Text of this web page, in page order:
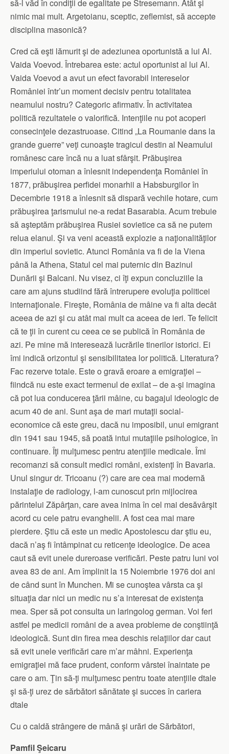
să-l văd în condiţii de egalitate pe Stresemann. Atât şi
nimic mai mult. Argetoianu, sceptic, zeflemist, să accepte
disciplina masonică?
Cred că eşti lămurit şi de adeziunea oportunistă a lui Al.
Vaida Voevod. Întrebarea este: actul oportunist al lui Al.
Vaida Voevod a avut un efect favorabil intereselor
României într’un moment decisiv pentru totalitatea
neamului nostru? Categoric afirmativ. În activitatea
politică rezultatele o valorifică. Intenţiile nu pot acoperi
consecinţele dezastruoase. Citind „La Roumanie dans la
grande guerre” veţi cunoaşte tragicul destin al Neamului
românesc care încă nu a luat sfârşit. Prăbuşirea
imperiului otoman a înlesnit independenţa României în
1877, prăbuşirea perfidei monarhii a Habsburgilor în
Decembrie 1918 a înlesnit să dispară vechile hotare, cum
prăbuşirea ţarismului ne-a redat Basarabia. Acum trebuie
să aşteptăm prăbuşirea Rusiei sovietice ca să ne putem
relua elanul. Şi va veni această explozie a naţionalităţilor
din imperiul sovietic. Atunci România va fi de la Viena
până la Athena, Statul cel mai puternic din Bazinul
Dunării şi Balcani. Nu visez, ci îţi expun concluziile la
care am ajuns studiind fără întrerupere evoluţia politicei
internaţionale. Fireşte, România de mâine va fi alta decât
aceea de azi şi cu atât mai mult ca aceea de ieri. Te felicit
că te ţii în curent cu ceea ce se publică în România de
azi. Pe mine mă interesează lucrările tinerilor istorici. Ei
îmi indică orizontul şi sensibilitatea lor politică. Literatura?
Fac rezerve totale. Este o gravă eroare a emigraţiei –
fiindcă nu este exact termenul de exilat – de a-şi imagina
că pot lua conducerea ţării mâine, cu bagajul ideologic de
acum 40 de ani. Sunt aşa de mari mutaţii social-
economice că este greu, dacă nu imposibil, unui emigrant
din 1941 sau 1945, să poată intui mutaţiile psihologice, în
continuare. Îţi mulţumesc pentru atenţiile medicale. Îmi
recomanzi să consult medici români, existenţi în Bavaria.
Unul singur dr. Tricoanu (?) care are cea mai modernă
instalaţie de radiology, l-am cunoscut prin mijlocirea
părintelui Zăpârţan, care avea inima în cel mai desăvârşit
acord cu cele patru evanghelii. A fost cea mai mare
pierdere. Ştiu că este un medic Apostolescu dar ştiu eu,
dacă n’aş fi întâmpinat cu reticenţe ideologice. De acea
caut să evit unele dureroase verificări. Peste patru luni voi
avea 83 de ani. Am împlinit la 15 Noiembrie 1976 doi ani
de când sunt în Munchen. Mi se cunoştea vârsta ca şi
situaţia dar nici un medic nu s’a interesat de existenţa
mea. Sper să pot consulta un laringolog german. Voi feri
astfel pe medicii români de a avea probleme de conştiinţă
ideologică. Sunt din firea mea deschis relaţiilor dar caut
să evit unele verificări care m’ar mâhni. Experienţa
emigraţiei mă face prudent, conform vârstei înaintate pe
care o am. Ţin să-ţi mulţumesc pentru toate atenţiile dtale
şi să-ţi urez de sărbători sănătate şi succes în cariera
dtale
Cu o caldă strângere de mână şi urări de Sărbători,
Pamfil Şeicaru